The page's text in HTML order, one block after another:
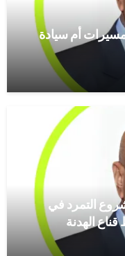
أم سيادة
التمرد في
الهدنة